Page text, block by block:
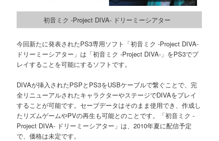
初音ミク -Project DIVA- ドリーミーシアター
今回新たに発表されたPS3専用ソフト「初音ミク -Project DIVA-
ドリーミーシアター」は「初音ミク -Project DIVA-」をPS3でプ
レイすることを可能にするソフトです。
DIVAが挿入されたPSPとPS3をUSBケーブルで繋ぐことで、完
全リニューアルされたキャラクターやステージでDIVAをプレイ
することが可能です。セーブデータはそのまま使用でき、作成し
たリズムゲームやPVの再生も可能とのことです。「初音ミク -
Project DIVA- ドリーミーシアター」は、2010年夏に配信予定
で、価格は未定です。